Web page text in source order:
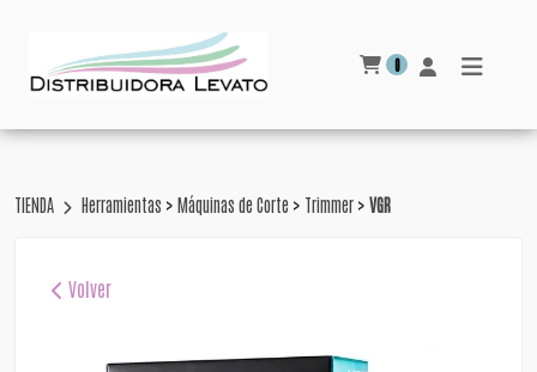
0
TIENDA Herramientas > Máquinas de Corte > Trimmer > VGR
Volver